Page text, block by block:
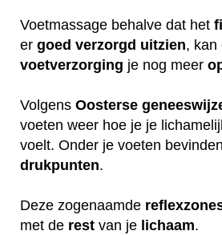
Voetmassage behalve dat het
er goed verzorgd uitzien, kan
voetverzorging je nog meer
Volgens Oosterse
voeten weer hoe je je
voelt. Onder je voeten
drukpunten.
Deze zogenaamde
met de rest van je lichaam.